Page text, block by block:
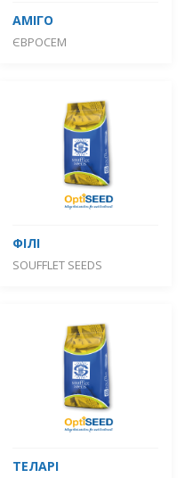
АМІГО
ЄВРОСЕМ
ФІЛІ
SOUFFLET SEEDS
ТЕЛАРІ